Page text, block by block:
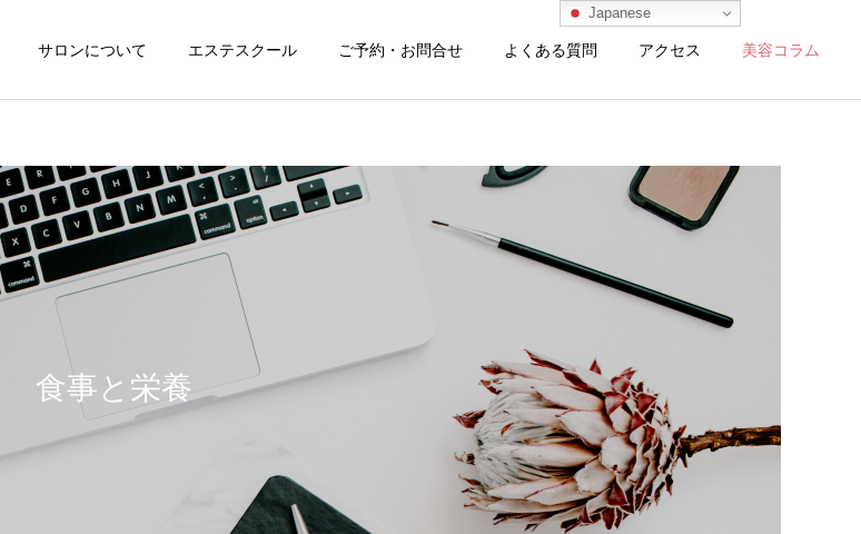
サロンについて エステスクール ご予約・お問合せ よくある質問 アクセス 美容コラム
食事と栄養
Japanese